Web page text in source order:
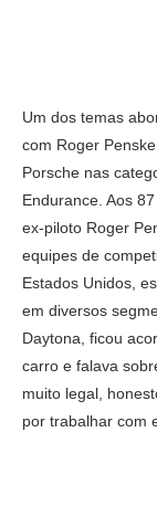
Um dos temas
com Roger
Porsche nas
Endurance. Aos
ex-piloto Roger
equipes de
Estados Unidos,
em diversos
Daytona, ficou
carro e falava
muito legal,
por trabalhar com